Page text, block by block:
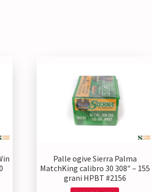
Palle ogive Sierra Palma
MatchKing calibro 30 308″ – 155
grani HPBT #2156